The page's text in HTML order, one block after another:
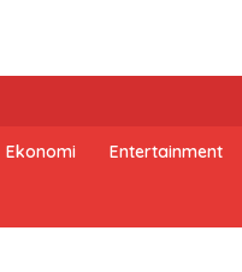
Ekonomi Entertainment